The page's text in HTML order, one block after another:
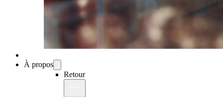
À propos
Retour